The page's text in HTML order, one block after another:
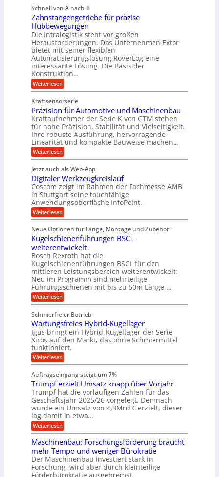
i
k
i
m
V
e
r
g
l
c
h
i
g
e
K
u
g
e
l
g
e
w
n
d
e
t
r
i
e
b
e
f
ü
r
r
a
u
e
U
m
g
e
b
u
n
g
e
n
g
e
r
t
U
m
s
a
t
z
u
n
d
A
u
f
t
g
s
e
i
n
g
a
n
g
n
s
c
h
e
n
a
u
c
h
i
n
Z
e
e
n
v
o
n
K
I
w
i
c
h
t
i
g
e
a
l
s
M
a
s
c
h
i
n
e
n
Schnell von A nach B
Zahnstangengetriebe für präzise
Hubbewegungen
Die Intralogistik steht vor großen
Herausforderungen. Das Unternehmen Extor
bietet mit seiner flexiblen
Automatisierungslösung RoverLog eine
interessante Lösung. Die Basis der
Konstruktion…
Weiterlesen:
Z
h
n
s
t
a
n
g
e
n
e
t
r
i
e
b
e
f
r
p
r
ä
z
i
s
e
H
u
b
e
w
e
g
u
n
g
e
Kraftsensorserie
Präzision für Automotive und Maschinenbau
Kraftaufnehmer der Serie K von GTM stehen
für hohe Präzision, Stabilität und Vielseitigkeit.
Ihre robuste Ausführung, hervorragende
Linearität und kompakte Bauweise machen…
Weiterlesen:
P
ä
z
i
s
i
o
n
f
r
A
u
t
o
m
o
t
i
v
e
n
d
M
a
s
c
h
i
e
n
b
a
u
Jetzt auch als Web-App
Digitaler Werkzeugkreislauf
Coscom zeigt im Rahmen der Fachmesse AMB
in Stuttgart seine touchfähige
Anwendungsoberfläche InfoPoint.
Weiterlesen:
D
g
i
t
a
l
e
r
W
e
r
k
z
e
u
g
k
r
e
i
s
a
u
f
Neue Optionen für Länge, Montage und Zubehör
Kugelschienenführungen BSCL
weiterentwickelt
Bosch Rexroth hat die
Kugelschienenführungen BSCL für den
mittleren Leistungsbereich weiterentwickelt:
Neu im Programm sind mehrteilige
Führungsschienen mit bis zu 50m Länge,…
Weiterlesen:
K
g
e
l
s
c
h
i
e
e
n
f
ü
h
r
u
n
g
e
n
B
S
C
L
Schmierfreier Betrieb
Wartungsfreies Hybrid-Kugellager
Igus bringt ein Hybrid-Kugellager der Serie
Xiros auf den Markt, das ohne Schmiermittel
funktioniert.
Weiterlesen:
W
r
t
u
n
g
s
r
e
e
s
H
y
b
Auftragseingang steigt um 7%
Trumpf erzielt Umsatz knapp über Vorjahr
Trumpf hat die vorläufigen Zahlen für das
Geschäftsjahr 2025/26 vorgelegt. Demnach
wurde ein Umsatz von 4,3Mrd.€ erzielt, dieser
lag damit in etwa…
Weiterlesen:
T
u
m
p
f
e
Maschinenbau: Forschungsförderung braucht
mehr Tempo und weniger Bürokratie
Der Maschinenbau investiert stark in
Forschung, wird aber durch kleinteilige
Förderbürokratie ausgebremst.